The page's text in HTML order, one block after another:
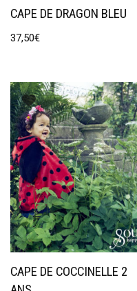
CAPE DE DRAGON BLEU
37,50€
CAPE DE COCCINELLE 2